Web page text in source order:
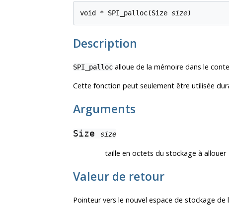
void * SPI_palloc(Size size)
Description
SPI_palloc alloue de la mémoire dans le
Cette fonction peut seulement être utilisée
Arguments
Size size
taille en octets du stockage à allouer
Valeur de retour
Pointeur vers le nouvel espace de stockage de